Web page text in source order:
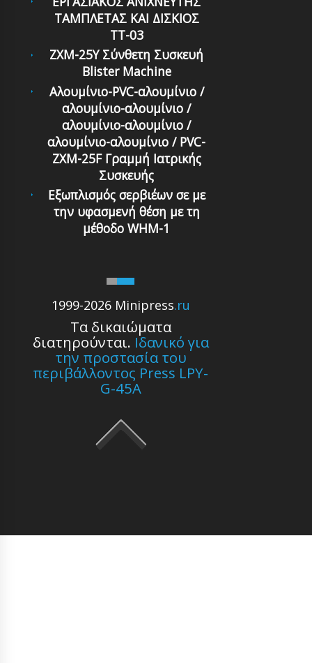
1999-2026 Minipress.ru
Τα δικαιώματα
διατηρούνται. Ιδανικό για
την προστασία του
περιβάλλοντος Press LPY-
G-45A
ΤΑΜΠΛΕΤΑΣ ΚΑΙ ΔΙΣΚΙΟΣ
ΤΤ-03
ZXM-25Y Σύνθετη Συσκευή
Blister Machine
Αλουμίνιο-PVC-αλουμίνιο /
αλουμίνιο-αλουμίνιο /
αλουμίνιο-αλουμίνιο /
αλουμίνιο-αλουμίνιο / PVC-
ZXM-25F Γραμμή Ιατρικής
Συσκευής
Εξωπλισμός σερβιέων σε με
την υφασμενή θέση με τη
μέθοδο WHM-1